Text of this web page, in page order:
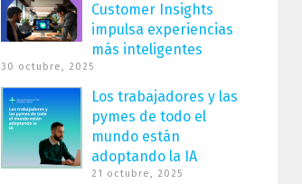
Customer Insights
impulsa experiencias
más inteligentes
30 octubre, 2025
Los trabajadores y las
pymes de todo el
mundo están
adoptando la IA
21 octubre, 2025